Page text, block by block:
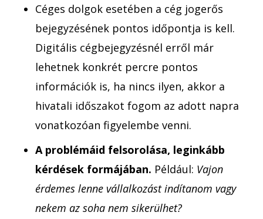
Céges dolgok esetében a cég jogerős
bejegyzésének pontos időpontja is kell.
Digitális cégbejegyzésnél erről már
lehetnek konkrét percre pontos
információk is, ha nincs ilyen, akkor a
hivatali időszakot fogom az adott napra
vonatkozóan figyelembe venni.
A problémáid felsorolása, leginkább
kérdések formájában. Például: Vajon
érdemes lenne vállalkozást indítanom vagy
nekem az soha nem sikerülhet?